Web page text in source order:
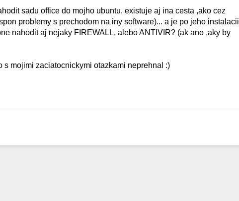
sadu office do mojho ubuntu, existuje aj ina cesta ,ako cez
problemy s prechodom na iny software)... a je po jeho instalacii
nahodit aj nejaky FIREWALL, alebo ANTIVIR? (ak ano ,aky by
s mojimi zaciatocnickymi otazkami neprehnal :)